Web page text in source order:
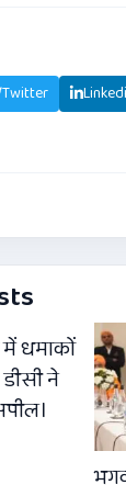
Twitter
धमाकों
ने